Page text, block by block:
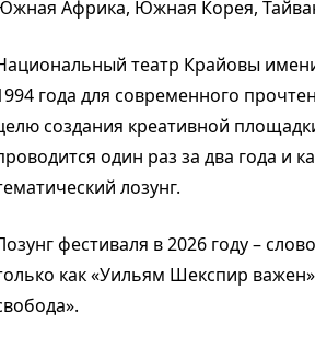
Африка, Южная Корея,
театр Крайовы
года для современного
создания креативной
один раз за два года и
лозунг.
фестиваля в 2026 году –
как «Уильям Шекспир